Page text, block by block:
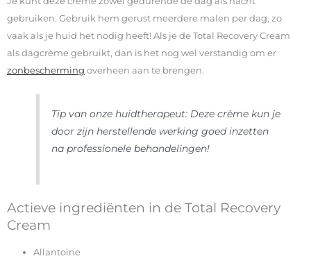
gebruiken. Gebruik hem gerust meerdere malen per dag, zo
vaak als je huid het nodig heeft! Als je de Total Recovery Cream
als dagcrème gebruikt, dan is het nog wel verstandig om er
zonbescherming overheen aan te brengen.
Tip van onze huidtherapeut: Deze crème kun je
door zijn herstellende werking goed inzetten
na professionele behandelingen!
Actieve ingrediënten in de Total Recovery
Cream
Allantoine